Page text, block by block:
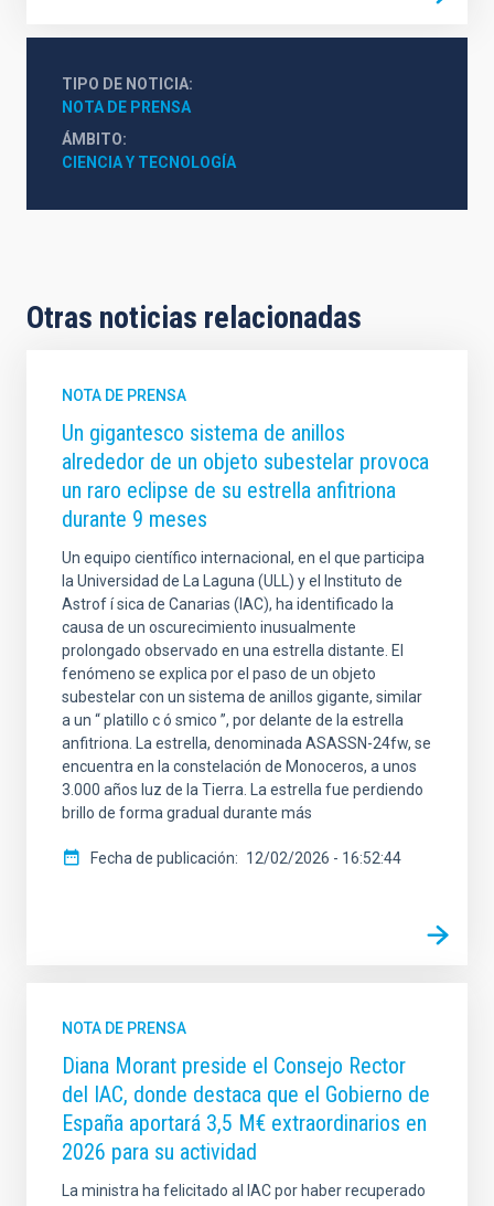
TIPO DE NOTICIA
NOTA DE PRENSA
ÁMBITO
CIENCIA Y TECNOLOGÍA
Otras noticias relacionadas
NOTA DE PRENSA
Un gigantesco sistema de anillos
alrededor de un objeto subestelar provoca
un raro eclipse de su estrella anfitriona
durante 9 meses
Un equipo científico internacional, en el que participa
la Universidad de La Laguna (ULL) y el Instituto de
Astrof í sica de Canarias (IAC), ha identificado la
causa de un oscurecimiento inusualmente
prolongado observado en una estrella distante. El
fenómeno se explica por el paso de un objeto
subestelar con un sistema de anillos gigante, similar
a un “ platillo c ó smico ”, por delante de la estrella
anfitriona. La estrella, denominada ASASSN-24fw, se
encuentra en la constelación de Monoceros, a unos
3.000 años luz de la Tierra. La estrella fue perdiendo
brillo de forma gradual durante más
Fecha de publicación 12/02/2026 - 16:52:44
NOTA DE PRENSA
Diana Morant preside el Consejo Rector
del IAC, donde destaca que el Gobierno de
España aportará 3,5 M€ extraordinarios en
2026 para su actividad
La ministra ha felicitado al IAC por haber recuperado